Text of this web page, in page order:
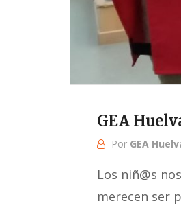
GEA
Por GEA
Los niñ@s
merecen ser